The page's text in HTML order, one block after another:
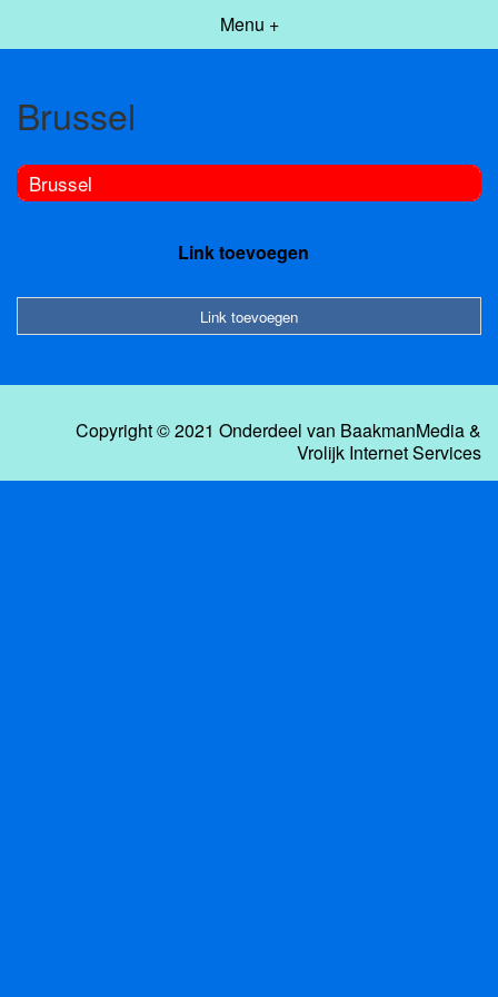
Menu +
Brussel
Brussel
Link toevoegen
Link toevoegen
Copyright © 2021 Onderdeel van BaakmanMedia&
Vrolijk Internet Services